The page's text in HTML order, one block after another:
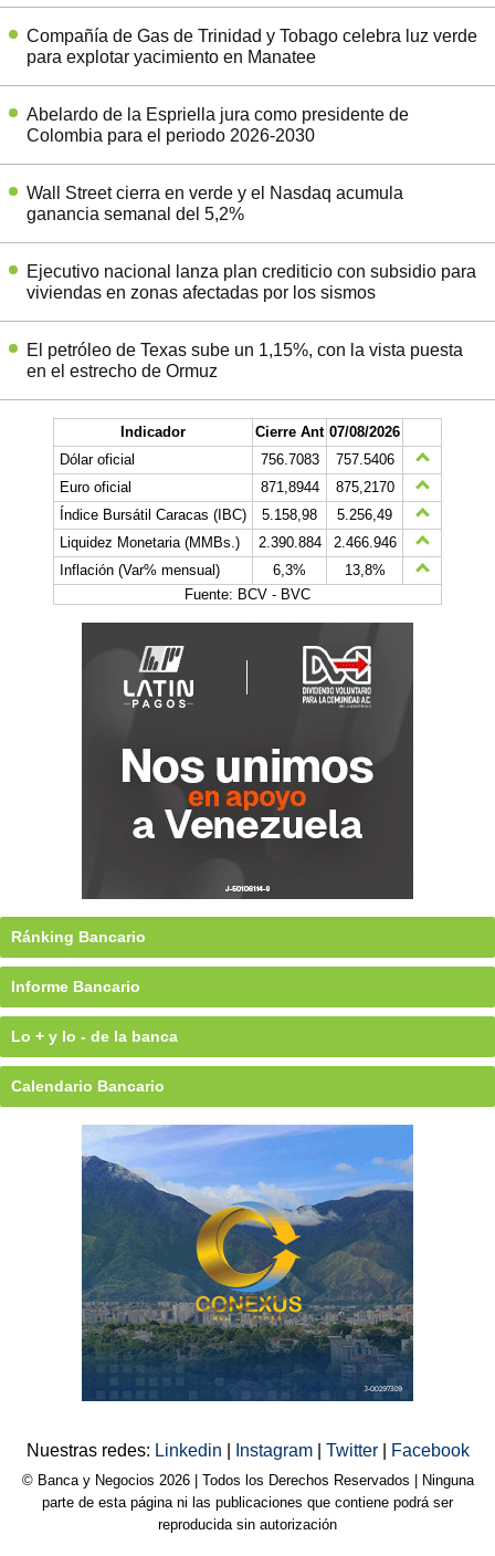
Compañía de Gas de Trinidad y Tobago celebra luz verde
para explotar yacimiento en Manatee
Abelardo de la Espriella jura como presidente de
Colombia para el periodo 2026-2030
Wall Street cierra en verde y el Nasdaq acumula
ganancia semanal del 5,2%
Ejecutivo nacional lanza plan crediticio con subsidio para
viviendas en zonas afectadas por los sismos
El petróleo de Texas sube un 1,15%, con la vista puesta
en el estrecho de Ormuz
Indicador Cierre Ant 07/08/2026
Dólar oficial
756.7083
757.5406
Euro oficial
871,8944
875,2170
Índice Bursátil Caracas (IBC)
5.158,98
5.256,49
Liquidez Monetaria (MMBs.)
2.390.884
2.466.946
Inflación (Var% mensual)
6,3%
13,8%
Fuente: BCV - BVC
Ránking Bancario
Informe Bancario
Lo + y lo - de la banca
Calendario Bancario
Nuestras redes: Linkedin Instagram Twitter Facebook
© Banca y Negocios 2026 | Todos los Derechos Reservados | Ninguna
parte de esta página ni las publicaciones que contiene podrá ser
reproducida sin autorización